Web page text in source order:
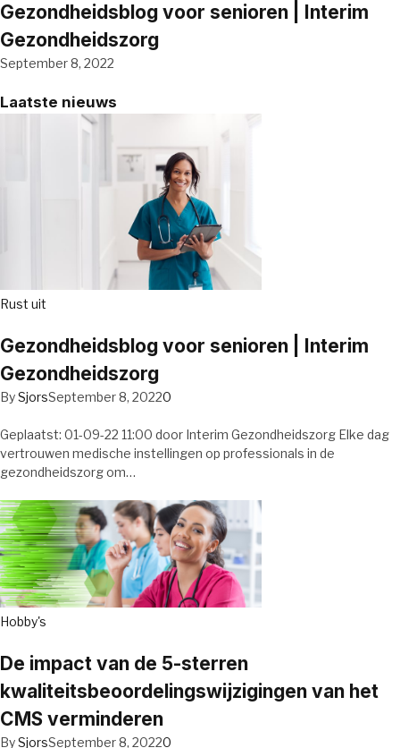
Gezondheidsblog voor senioren | Interim
Gezondheidszorg
September 8, 2022
Laatste nieuws
Rust uit
Gezondheidsblog voor senioren | Interim
Gezondheidszorg
BySjorsSeptember 8, 20220
Geplaatst: 01-09-22 11:00 door Interim Gezondheidszorg Elke dag
vertrouwen medische instellingen op professionals in de
gezondheidszorg om…
Hobby's
De impact van de 5-sterren
kwaliteitsbeoordelingswijzigingen van het
CMS verminderen
BySjorsSeptember 8, 20220